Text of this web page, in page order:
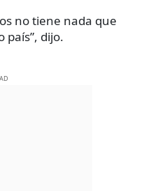
no tiene nada que
país”, dijo.